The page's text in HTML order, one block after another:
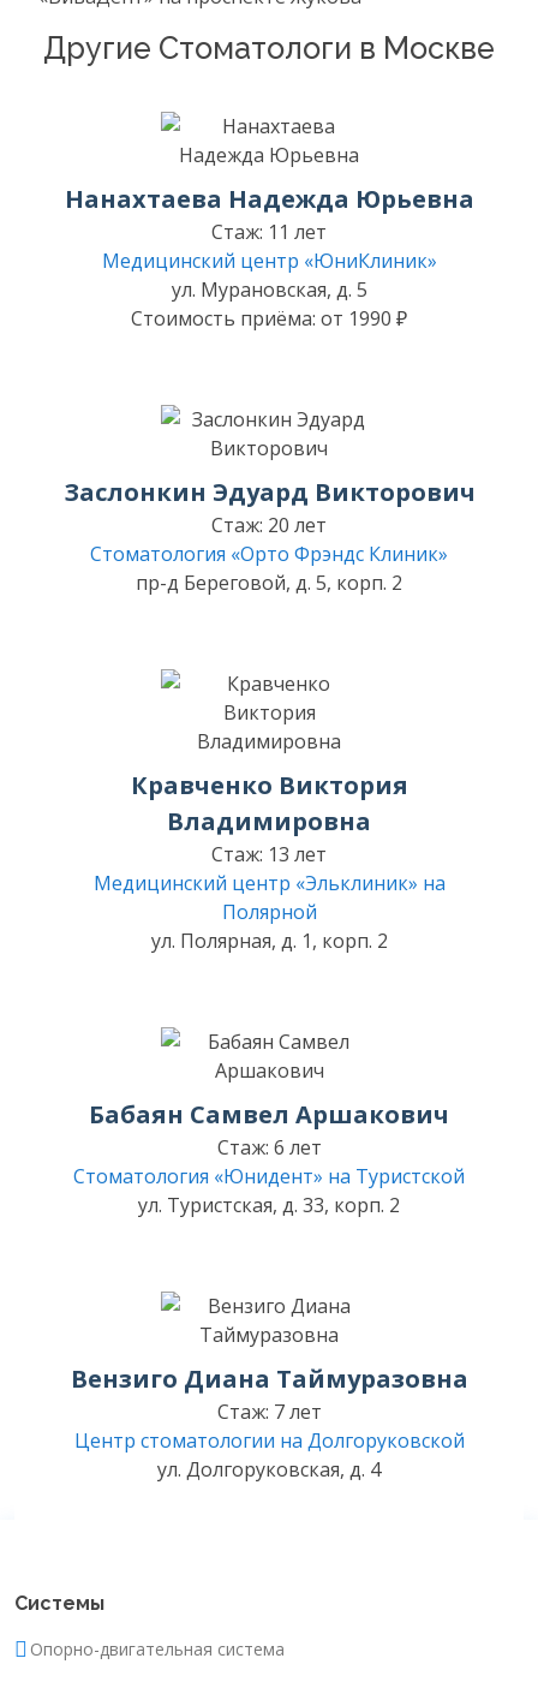
Другие Стоматологи в Москве
Нанахтаева Надежда Юрьевна
Стаж: 11 лет
Медицинский центр «ЮниКлиник»
ул. Мурановская, д. 5
Стоимость приёма: от 1990 ₽
Заслонкин Эдуард Викторович
Стаж: 20 лет
Стоматология «Орто Фрэндс Клиник»
пр-д Береговой, д. 5, корп. 2
Кравченко Виктория
Владимировна
Стаж: 13 лет
Медицинский центр «Эльклиник» на
Полярной
ул. Полярная, д. 1, корп. 2
Бабаян Самвел Аршакович
Стаж: 6 лет
Стоматология «Юнидент» на Туристской
ул. Туристская, д. 33, корп. 2
Вензиго Диана Таймуразовна
Стаж: 7 лет
Центр стоматологии на Долгоруковской
ул. Долгоруковская, д. 4
Системы
Опорно-двигательная система